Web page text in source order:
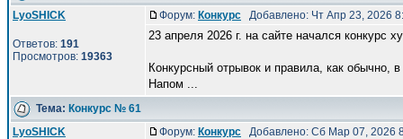
LyoSHICK
Ответов: 191
Просмотров: 19363
Форум: Конкурс Добавлено: Чт Апр 23, 2026
23 апреля 2026 г. на сайте начался конкурс
Конкурсный отрывок и правила, как обычно,
Напом ...
Тема: Конкурс № 61
LyoSHICK
Форум: Конкурс Добавлено: Сб Мар 07, 2026